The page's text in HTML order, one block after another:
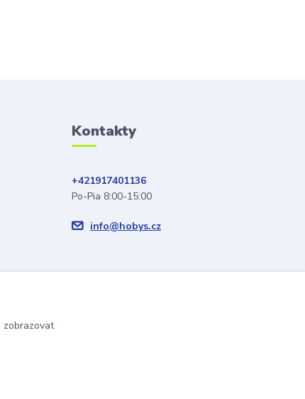
Kontakty
+421917401136
Po-Pia 8:00-15:00
info@hobys.cz
zobrazovat